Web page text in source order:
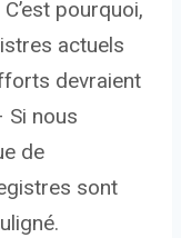
pourquoi,
actuels
devraient
Si nous
de
sont